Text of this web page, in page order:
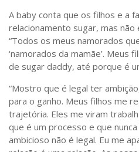
A baby conta que os filhos e a
relacionamento sugar, mas não
“Todos os meus namorados
‘namorados da mamãe’. Meus
de sugar daddy, até porque é
“Mostro que é legal ter
para o ganho. Meus filhos me
trajetória. Eles me viram
que é um processo e que
ambicioso não é legal. Eu me